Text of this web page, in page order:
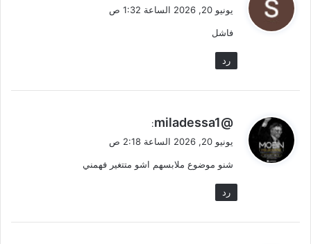
ل
يونيو 20, 2026 الساعة 1:32 ص
فاشل
رد
ي
ل
@miladessa1
:
يونيو 20, 2026 الساعة 2:18 ص
شنو موضوع ملابسهم اشو متتغير فهمني
رد